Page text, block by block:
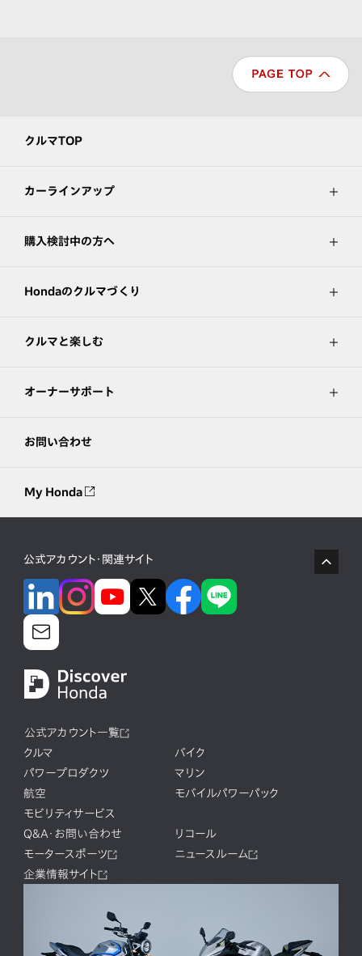
クルマTOP
カーラインアップ
購入検討中の方へ
Hondaのクルマづくり
クルマと楽しむ
オーナーサポート
お問い合わせ
My Honda
公式アカウント・関連サイト
公式アカウント一覧
クルマ
バイク
パワープロダクツ
マリン
航空
モバイルパワーパック
モビリティサービス
Q&A・お問い合わせ
リコール
モータースポーツ
ニュースルーム
企業情報サイト